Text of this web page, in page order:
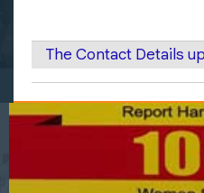
The Contact Details